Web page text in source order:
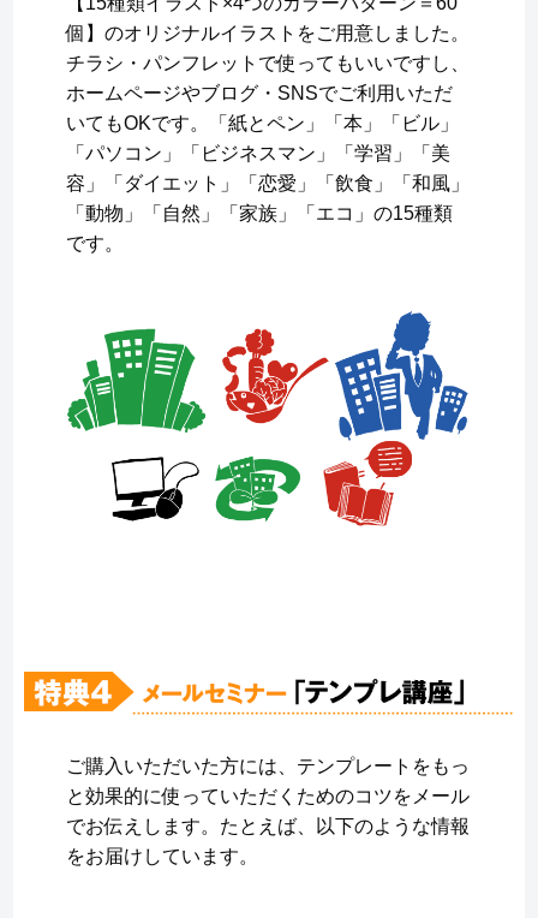
個】のオリジナルイラストをご用意しました。
チラシ・パンフレットで使ってもいいですし、
ホームページやブログ・SNSでご利用いただ
いてもOKです。「紙とペン」「本」「ビル」
「パソコン」「ビジネスマン」「学習」「美
容」「ダイエット」「恋愛」「飲食」「和風」
「動物」「自然」「家族」「エコ」の15種類
です。
ご購入いただいた方には、テンプレートをもっ
と効果的に使っていただくためのコツをメール
でお伝えします。たとえば、以下のような情報
をお届けしています。